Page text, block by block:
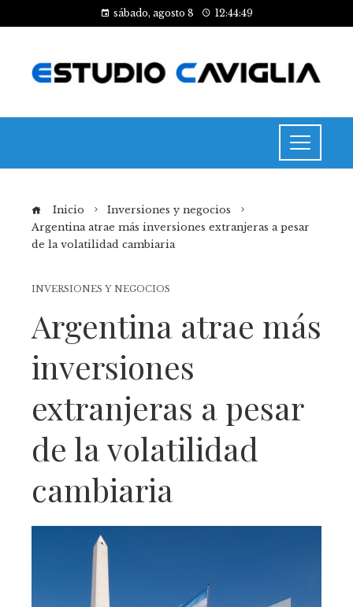
sábado, agosto 8 12:44:50
Inicio
Inversiones y negocios
Argentina atrae más inversiones extranjeras a pesar
de la volatilidad cambiaria
INVERSIONES Y NEGOCIOS
Argentina atrae más
inversiones
extranjeras a pesar
de la volatilidad
cambiaria